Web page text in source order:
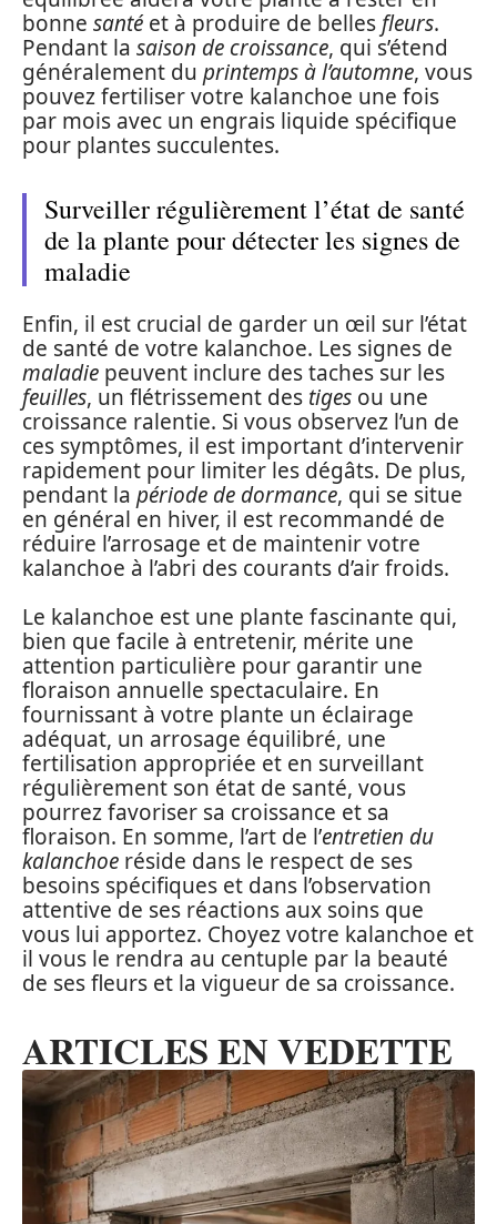
bonne santé et à produire de bellesfleurs.
Pendant la saison de croissance, qui s’étend
généralement du printemps à l’automne, vous
pouvez fertiliser votre kalanchoe une fois
par mois avec un engrais liquide spécifique
pour plantes succulentes.
Surveiller régulièrement l’état de santé
de la plante pour détecter les signes de
maladie
Enfin, il est crucial de garder un œil sur l’état
de santé de votre kalanchoe. Les signes de
maladie peuvent inclure des taches sur les
feuilles, un flétrissement des tiges ou une
croissance ralentie. Si vous observez l’un de
ces symptômes, il est important d’intervenir
rapidement pour limiter les dégâts. De plus,
pendant la période de dormance, qui se situe
en général en hiver, il est recommandé de
réduire l’arrosage et de maintenir votre
kalanchoe à l’abri des courants d’air froids.
Le kalanchoe est une plante fascinante qui,
bien que facile à entretenir, mérite une
attention particulière pour garantir une
floraison annuelle spectaculaire. En
fournissant à votre plante un éclairage
adéquat, un arrosage équilibré, une
fertilisation appropriée et en surveillant
régulièrement son état de santé, vous
pourrez favoriser sa croissance et sa
floraison. En somme, l’art de l’entretien du
kalanchoe réside dans le respect de ses
besoins spécifiques et dans l’observation
attentive de ses réactions aux soins que
vous lui apportez. Choyez votre kalanchoe et
il vous le rendra au centuple par la beauté
de ses fleurs et la vigueur de sa croissance.
ARTICLES EN VEDETTE